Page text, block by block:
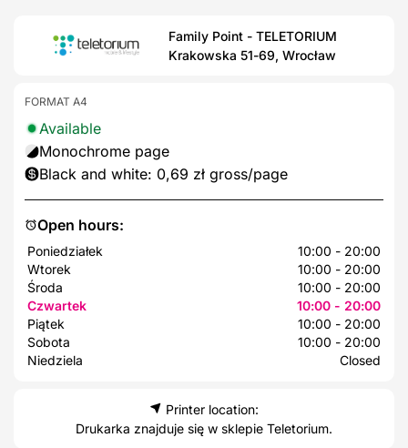
Family Point - TELETORIUM
Krakowska 51-69, Wrocław
Open hours:
Poniedziałek
10:00 - 20:00
Wtorek
10:00 - 20:00
Środa
10:00 - 20:00
Czwartek
10:00 - 20:00
Piątek
10:00 - 20:00
Sobota
10:00 - 20:00
Niedziela
Closed
FORMAT A4
Available
Monochrome page
Black and white: 0,69 zł gross/page
Printer location:
Drukarka znajduje się w sklepie Teletorium.